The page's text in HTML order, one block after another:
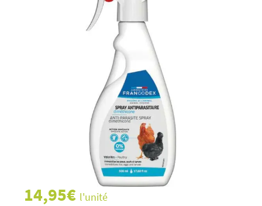
14,95€ l'unité